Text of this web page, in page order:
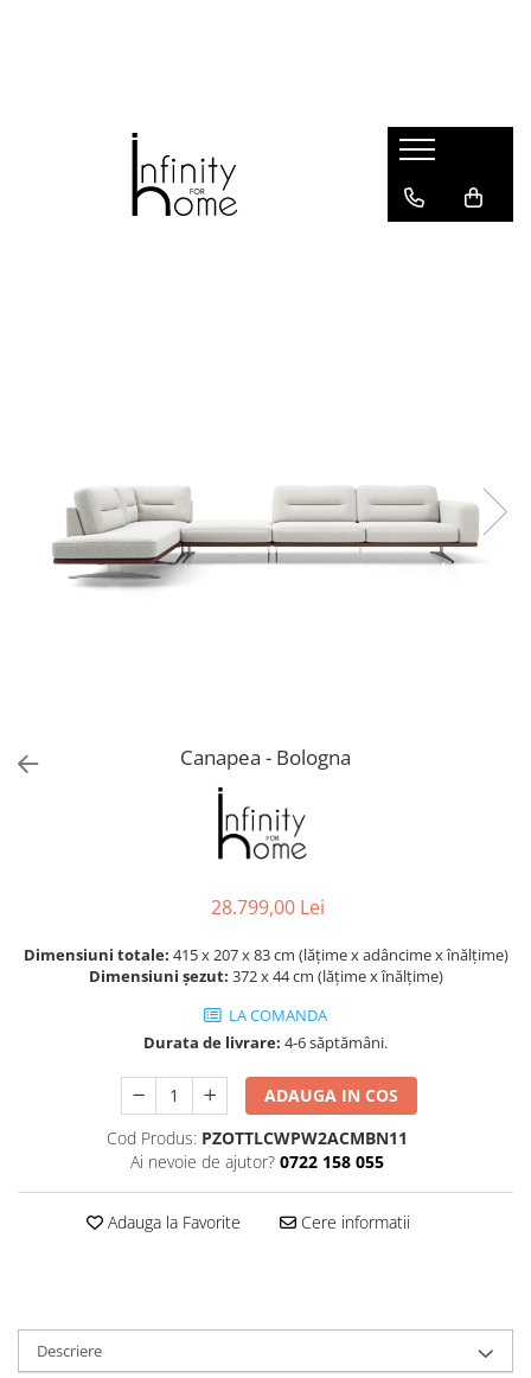
Biblioteci și rafturi
Masute auxiliare
Covoare dormitor
Console dormitor
Fotolii dormitor
Mese
Cuiere
Oglinzi hol
Decoratiuni interioare
Accesorii decorative
Ghivece si jardiniere
Corpuri de iluminat
Home Office
Canapea - Bologna
28.799,00 Lei
Dimensiuni totale: 415 x 207 x 83 cm (lățime x adâncime x înălțime)
Dimensiuni șezut: 372 x 44 cm (lățime x înălțime)
LA COMANDA
Durata de livrare: 4-6 săptămâni.
ADAUGA IN COS
Cod Produs: PZOTTLCWPW2ACMBN11
Ai nevoie de ajutor? 0722 158 055
Adauga la Favorite Cere informatii
Descriere